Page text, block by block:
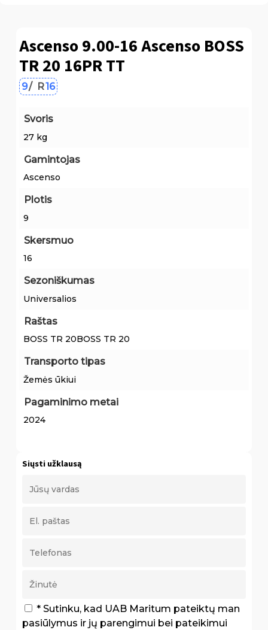
Ascenso 9.00-16 Ascenso BOSS
TR 20 16PR TT
9/ R16
Svoris
27 kg
Gamintojas
Ascenso
Plotis
9
Skersmuo
16
Sezoniškumas
Universalios
Raštas
BOSS TR 20BOSS TR 20
Transporto tipas
Žemės ūkiui
Pagaminimo metai
2024
Siųsti užklausą
* Sutinku, kad UAB Maritum pateiktų man
pasiūlymus ir jų parengimui bei pateikimui